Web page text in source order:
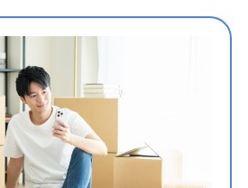
や生活環境、通勤・通学の利便性など、
す。初めての一人暮らしでは気付きにく
下で失敗しない物件選びのポイントを解
の購入など、想像以上に費用がかかりま
で抑えやすいのが賃貸契約の初期費用で
や仲介手数料無料の物件を探してみまし
手数料無料の物件を多数取り扱っていま
を節約できれば、理想のお部屋作りに向
数料も安くなります。 例えば、家
介手数料は10万円、8万円であれば8万円
居時の初期費用
や礼金などが設定されています。敷金や
抑えれば仲介手数料だ
つながります。 不動産情報サイ
方が、仲介手数料を抑えられるでしょ
しいポイントです。 気になるお部
越しコンシェルジュ付き・大手ポータル
タダスムは関東
能な不動産会社です。 気になる物
せできます。 大きな特徴は、
い」
うな思いをすることな
す。 タダスムからお部屋を
の1か月分かかる仲介手数料を0円～0.5か
2人の時間と個人の時間のバランスが取れ
を実現できます。 1DK・1LDK：
に過ごす時間を大切に
すすめです。お互いのことが見えやすい
ングと寝室を分けられるメリットがあり
が早く就寝しても、リビングでゆっくり
魅力です。 ・2DK・2LDKと比
ため、掃除や
2人分の